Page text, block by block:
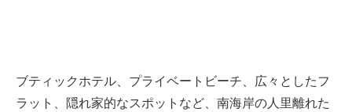
ブティックホテル、プライベートビーチ、広々としたフ
ラット、隠れ家的なスポットなど、南海岸の人里離れた